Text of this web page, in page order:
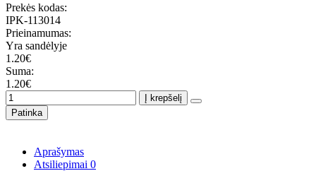
Prekės kodas:
IPK-113014
Prieinamumas:
Yra sandėlyje
1.20€
Suma:
1.20€
Į krepšelį
Patinka
Aprašymas
Atsiliepimai 0